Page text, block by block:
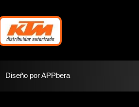
a
Diseño por APPbera